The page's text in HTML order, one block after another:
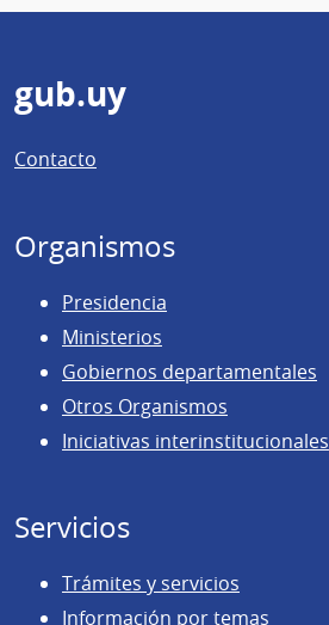
Pie
de
página
gub.uy
Contacto
Organismos
Presidencia
Ministerios
Gobiernos departamentales
Otros Organismos
Iniciativas interinstitucionales
Servicios
Trámites y servicios
Información por temas